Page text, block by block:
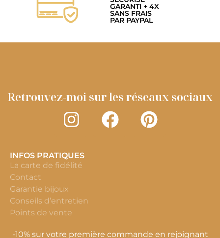
GARANTI + 4X
SANS FRAIS
PAR PAYPAL
Retrouvez-moi sur les réseaux sociaux
INFOS PRATIQUES
La carte de fidélité
Contact
Garantie bijoux
Conseils d’entretien
Points de vente
-10% sur votre première commande en rejoignant